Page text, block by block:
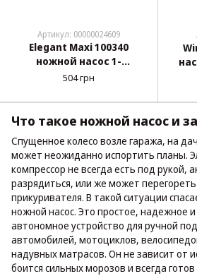
Артикул: 00000024609
Elegant Maxi 100340
ножной насос 1-
цилиндровый
Атм манометр аналог
Heyner
504 грн
Что такое ножной насос и
Спущенное колесо возле гаража, на
может неожиданно испортить планы.
компрессор не всегда есть под рукой,
разрядиться, или же может
прикуривателя. В такой ситуации
ножной насос. Это простое, надежное
автономное устройство для ручной
автомобилей, мотоциклов,
надувных матрасов. Он не зависит от
боится сильных морозов и всегда